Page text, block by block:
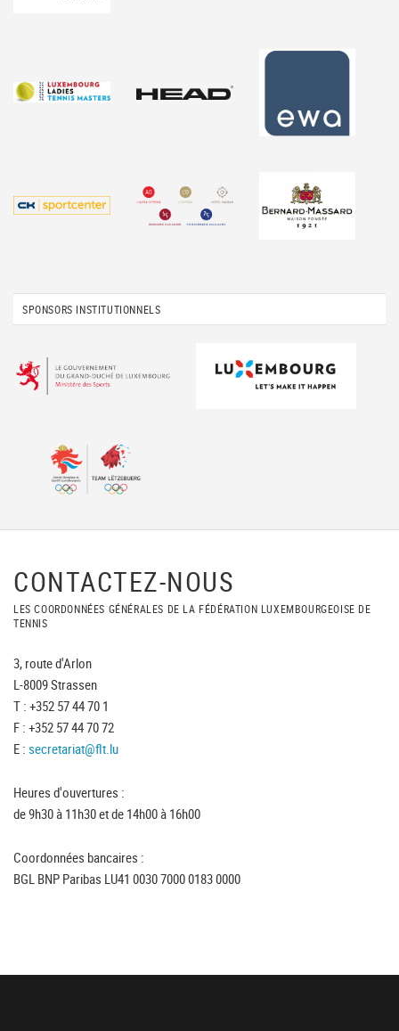
SPONSORS INSTITUTIONNELS
CONTACTEZ-NOUS
LES COORDONNÉES GÉNÉRALES DE LA FÉDÉRATION LUXEMBOURGEOISE DE
TENNIS
3, route d'Arlon
L-8009 Strassen
T : +352 57 44 70 1
F : +352 57 44 70 72
E : secretariat@flt.lu
Heures d'ouvertures :
de 9h30 à 11h30 et de 14h00 à 16h00
Coordonnées bancaires :
BGL BNP Paribas LU41 0030 7000 0183 0000